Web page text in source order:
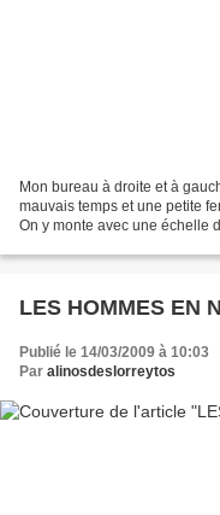
Mon bureau à droite et à
mauvais temps et une petite
On y monte avec une échelle
LES HOMMES EN
Publié le 14/03/2009 à 10:03
Par alinosdeslorreytos